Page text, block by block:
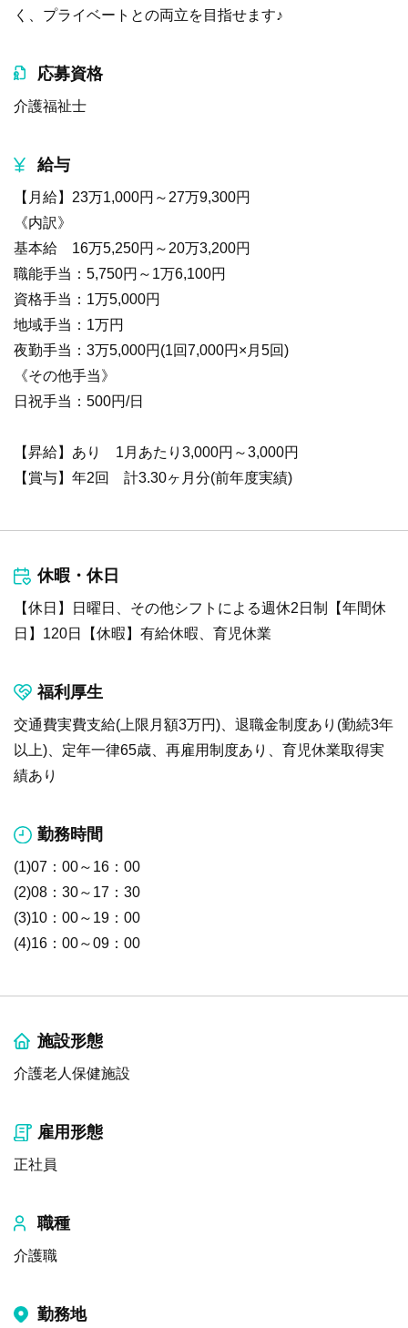
く、プライベートとの両立を目指せます♪
応募資格
介護福祉士
給与
【月給】23万1,000円～27万9,300円
《内訳》
基本給 16万5,250円～20万3,200円
職能手当：5,750円～1万6,100円
資格手当：1万5,000円
地域手当：1万円
夜勤手当：3万5,000円(1回7,000円×月5回)
《その他手当》
日祝手当：500円/日
【昇給】あり 1月あたり3,000円～3,000円
【賞与】年2回 計3.30ヶ月分(前年度実績)
休暇・休日
【休日】日曜日、その他シフトによる週休2日制【年間休
日】120日【休暇】有給休暇、育児休業
福利厚生
交通費実費支給(上限月額3万円)、退職金制度あり(勤続3年
以上)、定年一律65歳、再雇用制度あり、育児休業取得実
績あり
勤務時間
(1)07：00～16：00
(2)08：30～17：30
(3)10：00～19：00
(4)16：00～09：00
施設形態
介護老人保健施設
雇用形態
正社員
職種
介護職
勤務地